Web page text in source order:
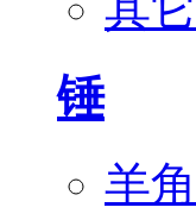
锤
羊